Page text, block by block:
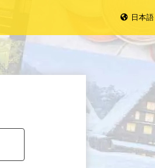
日本語